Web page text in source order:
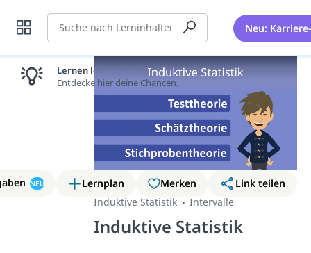
Suche Neu:
NEU Lernplan Merken
Link teilen
Induktive Statistik
Intervalle
Induktive Statistik
Lernen lohnt sich!
Entdecke hier deine Chancen.